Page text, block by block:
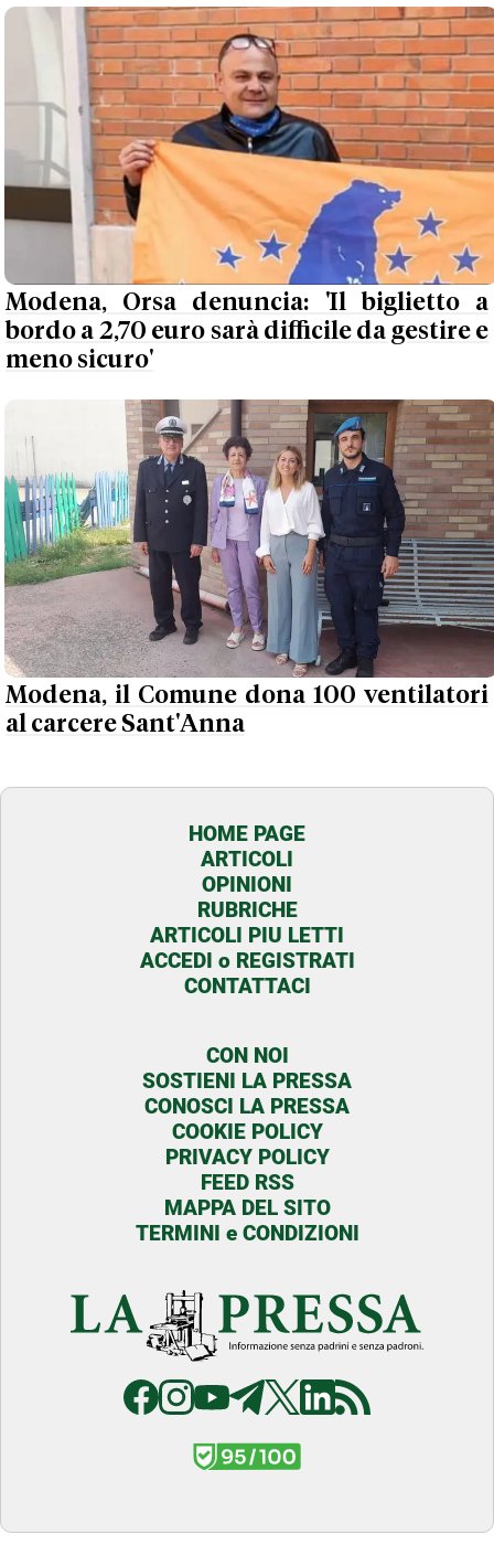
Modena, Orsa denuncia: 'Il biglietto a
bordo a 2,70 euro sarà difficile da gestire e
meno sicuro'
Modena, il Comune dona 100 ventilatori
al carcere Sant'Anna
HOME PAGE
ARTICOLI
OPINIONI
RUBRICHE
ARTICOLI PIU LETTI
ACCEDI o REGISTRATI
CONTATTACI
CON NOI
SOSTIENI LA PRESSA
CONOSCI LA PRESSA
COOKIE POLICY
PRIVACY POLICY
FEED RSS
MAPPA DEL SITO
TERMINI e CONDIZIONI